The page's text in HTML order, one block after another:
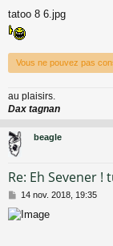
s
s
a
g
e
tatoo 8 6.jpg
Vous ne pouvez pas
au plaisirs.
Dax tagnan
beagle
Re: Eh Sevener
M
e
s
14 nov. 2018, 19:35